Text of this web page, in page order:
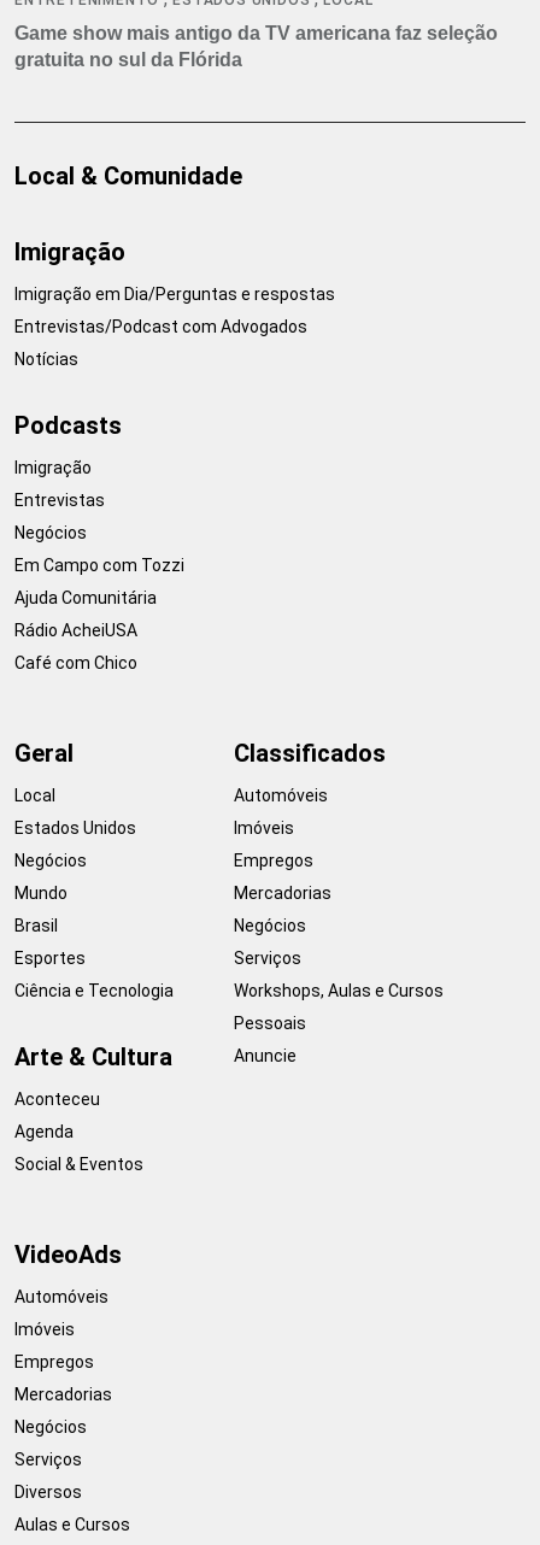
Game show mais antigo da TV americana faz seleção
gratuita no sul da Flórida
Local & Comunidade
Imigração
Imigração em Dia/Perguntas e respostas
Entrevistas/Podcast com Advogados
Notícias
Podcasts
Imigração
Entrevistas
Negócios
Em Campo com Tozzi
Ajuda Comunitária
Rádio AcheiUSA
Café com Chico
Geral
Local
Estados Unidos
Negócios
Mundo
Brasil
Esportes
Ciência e Tecnologia
Arte & Cultura
Aconteceu
Agenda
Social & Eventos
Classificados
Automóveis
Imóveis
Empregos
Mercadorias
Negócios
Serviços
Workshops, Aulas e Cursos
Pessoais
Anuncie
VideoAds
Automóveis
Imóveis
Empregos
Mercadorias
Negócios
Serviços
Diversos
Aulas e Cursos